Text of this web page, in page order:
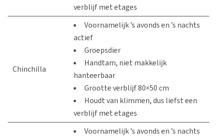
verblijf met etages
Chinchilla
Voornamelijk ’s avonds en ’s nachts
actief
Groepsdier
Handtam, niet makkelijk
hanteerbaar
Grootte verblijf 80×50 cm
Houdt van klimmen, dus liefst een
verblijf met etages
Voornamelijk ’s avonds en ’s nachts